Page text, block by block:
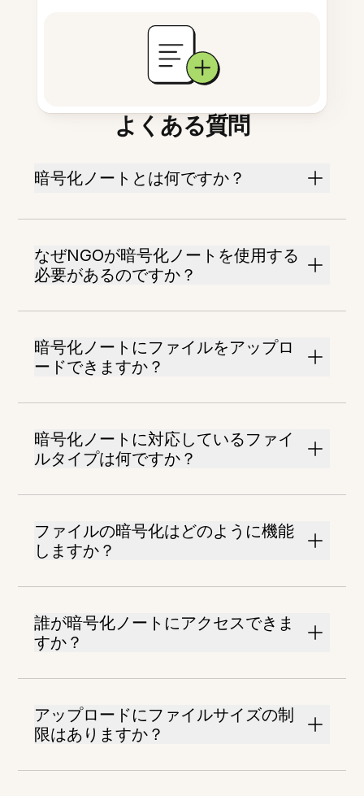
よくある質問
暗号化ノートとは何ですか？
なぜNGOが暗号化ノートを使用する
必要があるのですか？
暗号化ノートにファイルをアップロ
ードできますか？
暗号化ノートに対応しているファイ
ルタイプは何ですか？
ファイルの暗号化はどのように機能
しますか？
誰が暗号化ノートにアクセスできま
すか？
アップロードにファイルサイズの制
限はありますか？